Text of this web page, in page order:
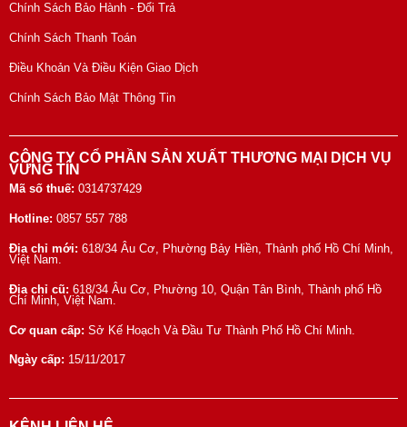
Chính Sách Bảo Hành - Đổi Trả
Chính Sách Thanh Toán
Điều Khoản Và Điều Kiện Giao Dịch
Chính Sách Bảo Mật Thông Tin
CÔNG TY CỔ PHẦN SẢN XUẤT THƯƠNG MẠI DỊCH VỤ
VỮNG TÍN
Mã số thuế: 0314737429
Hotline: 0857 557 788
Địa chỉ mới: 618/34 Âu Cơ, Phường Bảy Hiền, Thành phố Hồ Chí Minh,
Việt Nam.
Địa chỉ cũ: 618/34 Âu Cơ, Phường 10, Quận Tân Bình, Thành phố Hồ
Chí Minh, Việt Nam.
Cơ quan cấp: Sở Kế Hoạch Và Đầu Tư Thành Phố Hồ Chí Minh.
Ngày cấp: 15/11/2017